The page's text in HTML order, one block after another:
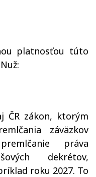
platnosťou túto
ČR zákon, ktorým
záväzkov
práva
dekrétov,
roku 2027. To